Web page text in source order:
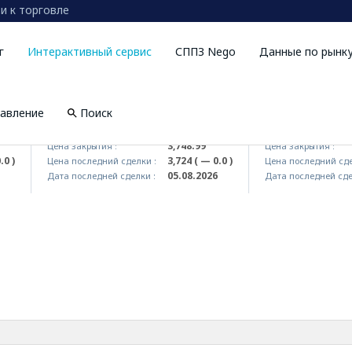
к торговле
Интерактивный сервис СППЗ Nego Данные по
Поиск
Цена закрытия : 3,748.99
Цена последний сделки : 3,724( — 0.0 )
Дата последней сделки : 05.08.2026
Цена закрытия :
Цена последний
Дата последней